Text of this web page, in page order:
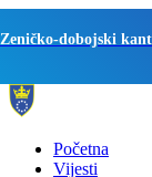
Zeničko-dobojski
Početna
Vijesti